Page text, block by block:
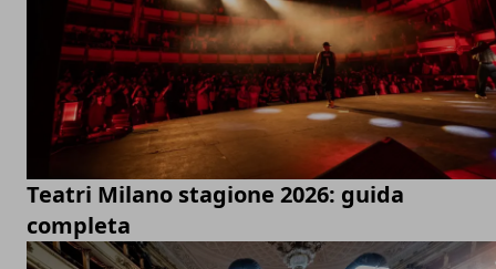
Teatri Milano stagione 2026: guida
completa